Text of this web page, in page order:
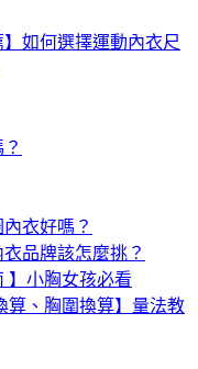
】如何選擇運動內衣尺
衣好嗎？
衣品牌該怎麼挑？
】小胸女孩必看
算、胸圍換算】量法教